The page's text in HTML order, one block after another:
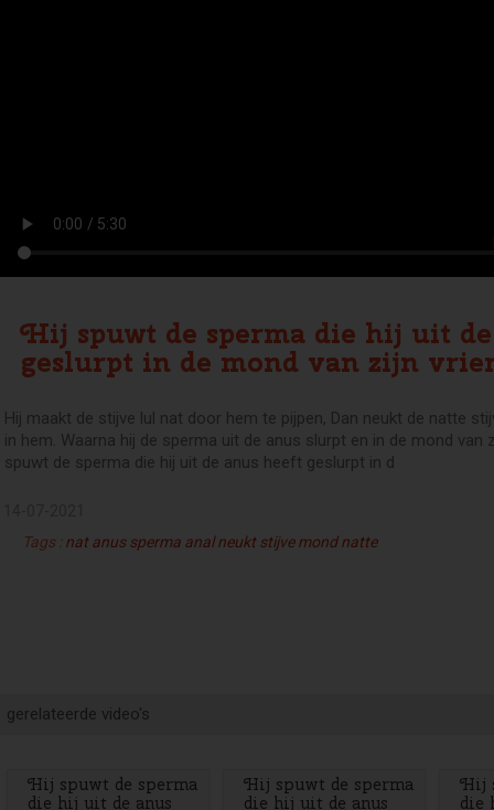
Hij spuwt de sperma die hij uit
geslurpt in de mond van zijn
Hij maakt de stijve lul nat door hem te pijpen, Dan neukt de natte
in hem. Waarna hij de sperma uit de anus slurpt en in de mond van
spuwt de sperma die hij uit de anus heeft geslurpt in d
Tags :nat anus sperma anal neukt stijve mond natte
gerelateerde video's
Hij spuwt de sperma
die hij uit de anus
Hij spuwt de sperma
die hij uit de anus
Hij
die